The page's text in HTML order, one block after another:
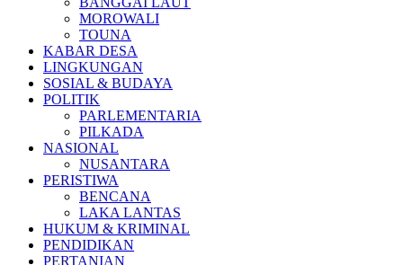
MOROWALI
TOUNA
KABAR DESA
LINGKUNGAN
SOSIAL & BUDAYA
POLITIK
PARLEMENTARIA
PILKADA
NASIONAL
NUSANTARA
PERISTIWA
BENCANA
LAKA LANTAS
HUKUM & KRIMINAL
PENDIDIKAN
PERTANIAN